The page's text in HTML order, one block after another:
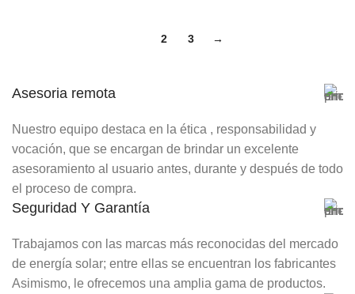
2 3 →
Asesoria remota
Nuestro equipo destaca en la ética , responsabilidad y
vocación, que se encargan de brindar un excelente
asesoramiento al usuario antes, durante y después de todo
el proceso de compra.
Seguridad Y Garantía
Trabajamos con las marcas más reconocidas del mercado
de energía solar; entre ellas se encuentran los fabricantes
Asimismo, le ofrecemos una amplia gama de productos.